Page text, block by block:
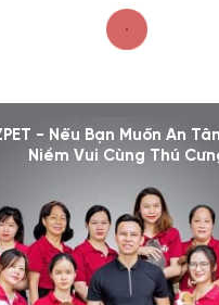
- Nếu Bạn Muốn An
Niềm Vui Cùng Thú